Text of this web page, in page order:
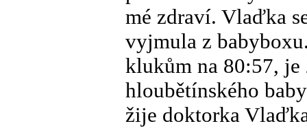
mé zdraví. Vlaďka
vyjmula z
klukům na 80:57,
hloubětínského
žije doktorka